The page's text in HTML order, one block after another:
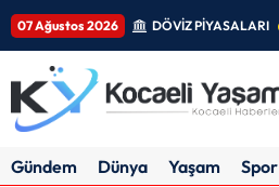
07 Ağustos 2026 DÖVİZ PİYASALARI
Gündem Dünya Yaşam Spor